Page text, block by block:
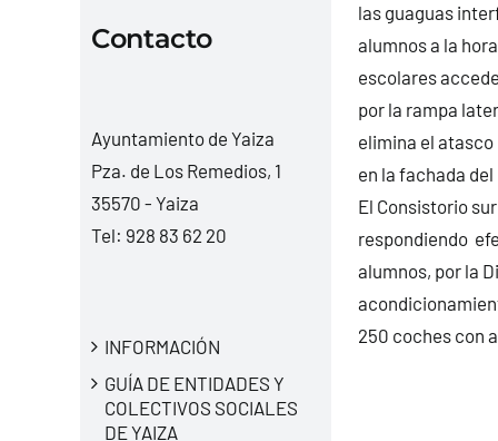
Contacto
Ayuntamiento de Yaiza
Pza. de Los Remedios, 1
35570 - Yaiza
Tel: 928 83 62 20
INFORMACIÓN
GUÍA DE ENTIDADES Y
COLECTIVOS SOCIALES
DE YAIZA
las guaguas
alumnos a la
escolares
por la rampa
elimina el
en la fachada del
El Consistorio
respondiendo
alumnos, por la
250 coches con